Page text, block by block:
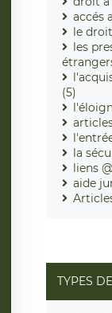
accés
le
les
(5)
la
liens
aide
TYPES